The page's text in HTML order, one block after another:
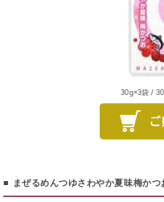
30g×3袋 /
■ まぜるめんつゆさわやか夏味梅か